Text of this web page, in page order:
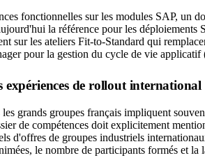
fonctionnelles sur les modules SAP, un
la référence pour les
sur les ateliers Fit-to-Standard qui
pour la gestion du cycle de vie
expériences de rollout
grands groupes français impliquent
de compétences doit explicitement
d'offres de groupes industriels
le nombre de participants formés et la